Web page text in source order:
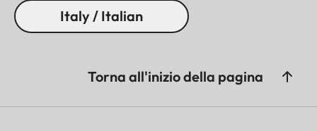
Italy / Italian
Torna all'inizio della pagina